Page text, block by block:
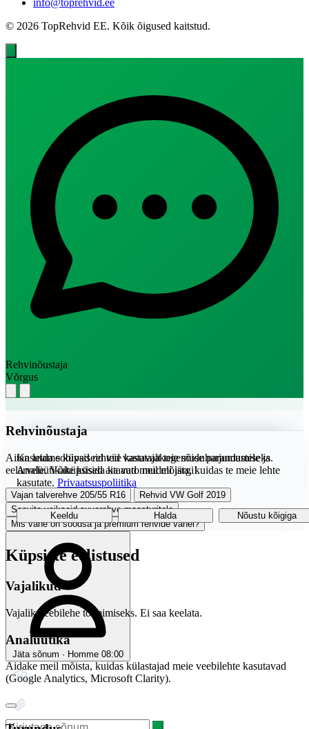
info@toprehvid.ee
© 2026 TopRehvid EE. Kõik õigused kaitstud.
Rehvinõustaja
Võrgus
Rehvinõustaja
Aitan leida sobivad rehvid vastavalt teie sõiduharjumustele ja
eelarvele. Võite küsida ka auto mudeli järgi!
Vajan talverehve 205/55 R16
Rehvid VW Golf 2019
Soovita vaikseid suverehve maasturitele
Mis vahe on soodsa ja premium rehvide vahel?
Jäta sõnum · Homme 08:00
Kasutame küpsiseid teie kasutajakogemuse parandamiseks.
Analüütikaküpsised aitavad meil mõista, kuidas te meie lehte
kasutate. Privaatsuspoliitika
Keeldu Halda Nõustu kõigiga
Küpsiste eelistused
Vajalikud
Vajalik veebilehe toimimiseks. Ei saa keelata.
Analüütika
Aidake meil mõista, kuidas külastajad meie veebilehte kasutavad
(Google Analytics, Microsoft Clarity).